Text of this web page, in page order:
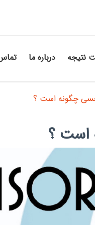
نتیجه درباره ما
چگونه است ؟
است ؟